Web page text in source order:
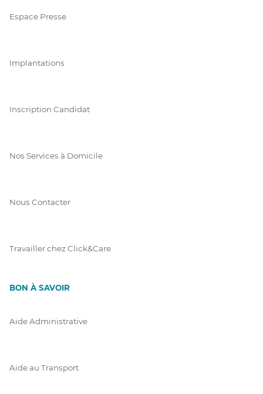
Espace Presse
Implantations
Inscription Candidat
Nos Services à Domicile
Nous Contacter
Travailler chez Click&Care
BON À SAVOIR
Aide Administrative
Aide au Transport